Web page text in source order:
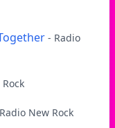
- Radio
Rock
New Rock